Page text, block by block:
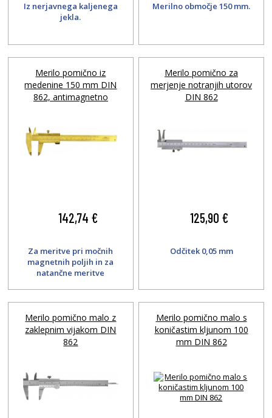
Iz nerjavnega kaljenega
jekla.
Merilno območje 150 mm.
Merilo pomično iz
medenine 150 mm DIN
862, antimagnetno
142,74 €
Za meritve pri močnih
magnetnih poljih in za
natančne meritve
Merilo pomično za
merjenje notranjih utorov
DIN 862
125,90 €
Odčitek 0,05 mm
Merilo pomično malo z
zaklepnim vijakom DIN
862
Merilo pomično malo s
koničastim kljunom 100
mm DIN 862